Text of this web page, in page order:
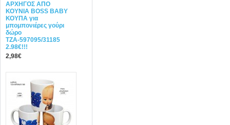
ΑΡΧΗΓΟΣ ΑΠΟ
ΚΟΥΝΙΑ BOSS BABY
ΚΟΥΠΑ για
μπομπονιέρες γούρι
δώρο
ΤΖΑ-597095/31185
2.98€!!!
2,98€